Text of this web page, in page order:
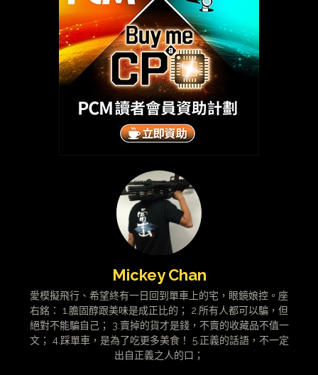
Mickey Chan
愛模擬飛行、希望終有一日回到單車上的宅，眼鏡娘控。座
右銘： 1.膽固醇跟美味是成正比的； 2.所有人都可以騙，但
絕對不能騙自己； 3.賣掉的貨才是錢，不賣的收藏品不值一
文； 4.踩單車，是為了吃更多美食！ 5.正義的話語，不一定
出自正義之人的口；